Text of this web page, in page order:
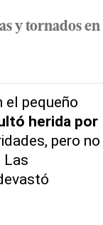
y tornados en
el pequeño
herida por
pero no
Las